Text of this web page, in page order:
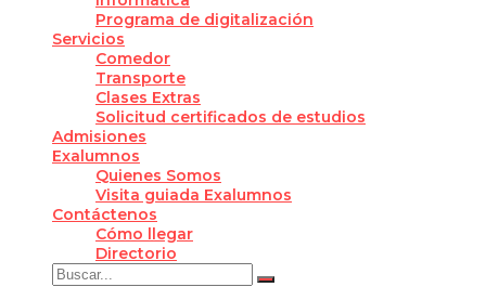
Programa de digitalización
Servicios
Comedor
Transporte
Clases Extras
Solicitud certificados de estudios
Admisiones
Exalumnos
Quienes Somos
Visita guiada Exalumnos
Contáctenos
Cómo llegar
Directorio